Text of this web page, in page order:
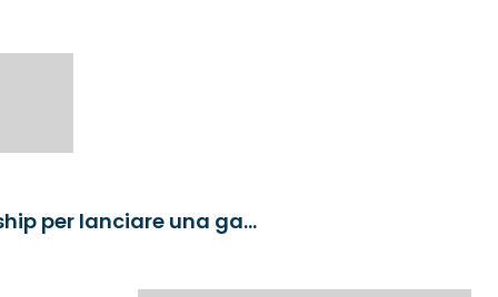
State Street IM e Ninety One siglano una partnership per lanciare una gamma di ETF attivi co-branded